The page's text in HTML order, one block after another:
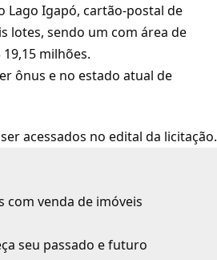
Lago Igapó, cartão-postal de
lotes, sendo um com área de
milhões.
ônus e no estado atual de
acessados noedital da licitação.
com venda de imóveis
seu passado e futuro